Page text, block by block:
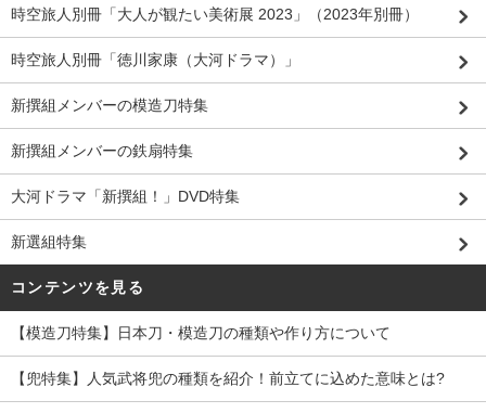
時空旅人別冊「大人が観たい美術展 2023」（2023年別冊）
時空旅人別冊「徳川家康（大河ドラマ）」
新撰組メンバーの模造刀特集
新撰組メンバーの鉄扇特集
大河ドラマ「新撰組！」DVD特集
新選組特集
コンテンツを見る
【模造刀特集】日本刀・模造刀の種類や作り方について
【兜特集】人気武将兜の種類を紹介！前立てに込めた意味とは?